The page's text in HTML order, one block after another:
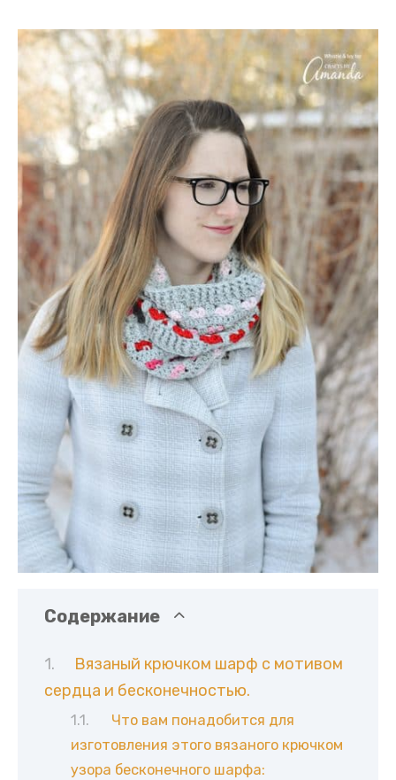
Содержание
Вязаный крючком шарф с мотивом
сердца и бесконечностью.
Что вам понадобится для
изготовления этого вязаного крючком
узора бесконечного шарфа: